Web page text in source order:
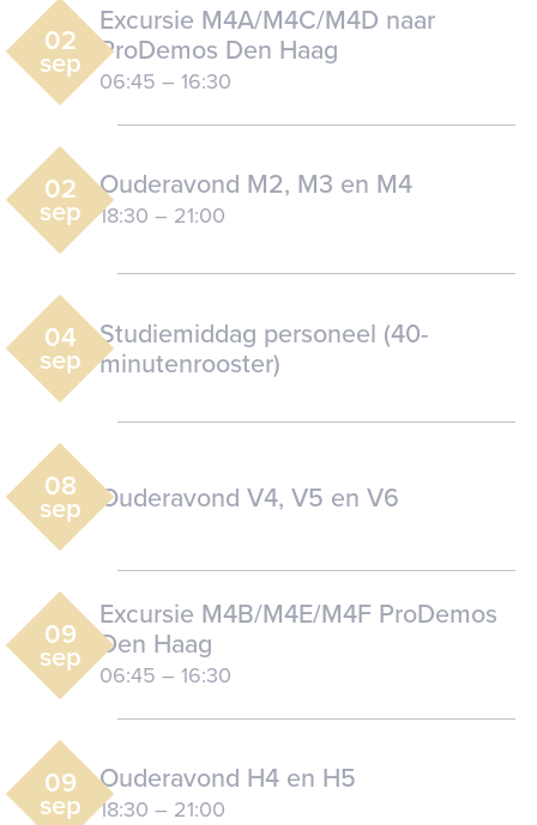
02
sep
Excursie M4A/M4C/M4D naar
ProDemos Den Haag
06:45 – 16:30
02
sep
Ouderavond M2, M3 en M4
18:30 – 21:00
04
sep
Studiemiddag personeel (40-
minutenrooster)
08
sep Ouderavond V4, V5 en V6
09
sep
Excursie M4B/M4E/M4F ProDemos
Den Haag
06:45 – 16:30
09
sep
Ouderavond H4 en H5
18:30 – 21:00